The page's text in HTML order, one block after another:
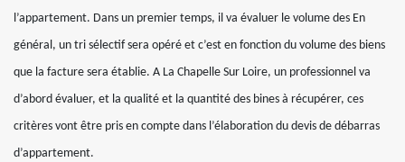
l’appartement. Dans un premier temps, il va évaluer le volume des En
général, un tri sélectif sera opéré et c’est en fonction du volume des biens
que la facture sera établie. A La Chapelle Sur Loire, un professionnel va
d’abord évaluer, et la qualité et la quantité des bines à récupérer, ces
critères vont être pris en compte dans l’élaboration du devis de débarras
d’appartement.